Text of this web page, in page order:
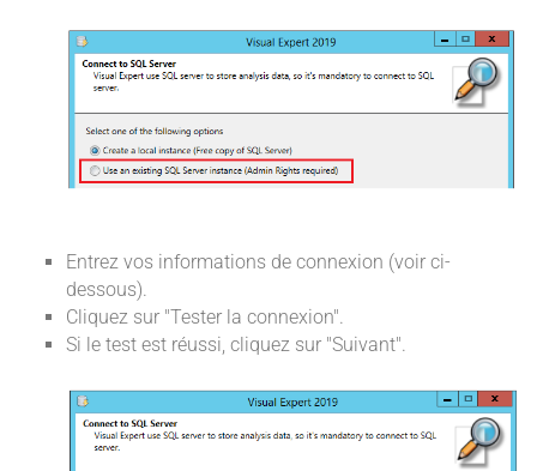
Entrez vos informations de connexion (voir ci-
dessous).
Cliquez sur "Tester la connexion".
Si le test est réussi, cliquez sur "Suivant".